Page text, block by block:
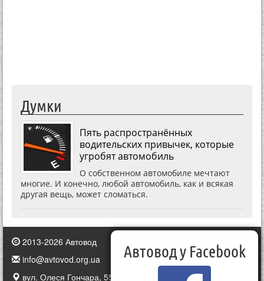
Думки
Пять распространённых
водительских привычек, которые
угробят автомобиль
О собственном автомобиле мечтают
многие. И конечно, любой автомобиль, как и всякая
другая вещь, может сломаться.
2013-2026 Автовод
info@avtovod.org.ua
вул. Олеся Гончара, 55, Київ, Україна
Автовод у Facebook